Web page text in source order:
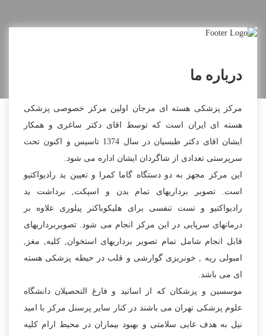
درباره ما
مرکز پزشکی هسته ای مرجان اولین مرکز خصوصی پزشکی
هسته ای ایران است که توسط اقای دکتر ساغری و همکار
ایشان اقای دکتر طبسیان در سال 1374 تاسیس و اکنون تحت
سرپرستی تعدادی از شاگردان ایشان اداره می شود.
این مرکز مجهز به دو دستگاه گاما کمرا و تعیین ید رادیواکتیو
است. تصویر برداریهای تمام بدن و اسپکت, برداشت ید
رادیواکتیو و تست تنفسی برای هلیکوباکتر پیلوری علاوه بر
درمانهای سرپایی در این مرکز انجام می شود. تصویربرداریهای
قابل انجام شامل تمام تصویر برداریهای استخوان, کلیه, مغز,
امبولی ریه , خونریزی گوارشی و قلب در حیطه پزشکی هسته
ای می باشد.
موسسین و پزشکان که از اساتید و فارغ التحصیلان دانشگاه
علوم پزشکی تهران می باشند در کنار سایر پرسنل مرکز با امید
نیل به هدف غایی سلامتی و بهبود بیماران در محیط ارام کلیه